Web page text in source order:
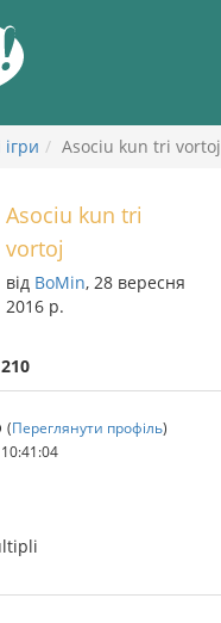
Asociu kun tri vortoj
Asociu kun tri
vortoj
від BoMin, 28 вересня
2016 р.
210
(Переглянути профіль)